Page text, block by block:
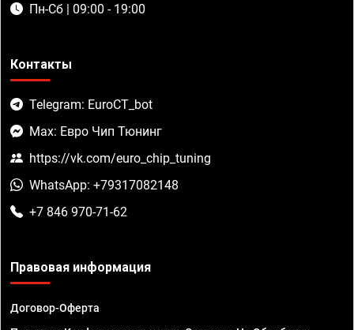
Пн-Сб | 09:00 - 19:00
Контакты
Telegram: EuroCT_bot
Max: Евро Чип Тюнинг
https://vk.com/euro_chip_tuning
WhatsApp: +79317082148
+7 846 970-71-62
Правовая информация
Договор-Оферта